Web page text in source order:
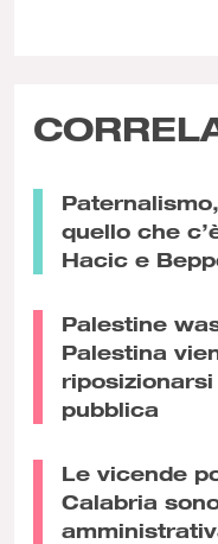
quello che
Hacic e
Palestine
Palestina
pubblica
Le vicende
Calabria